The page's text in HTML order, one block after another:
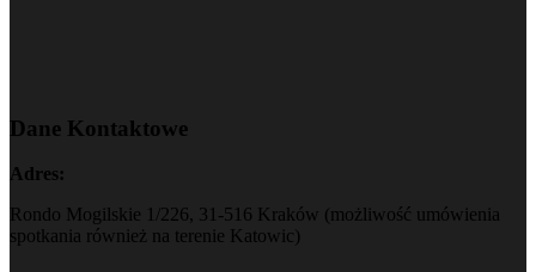
Dane Kontaktowe
Adres:
Rondo Mogilskie 1/226, 31-516 Kraków (możliwość umówienia
spotkania również na terenie Katowic)